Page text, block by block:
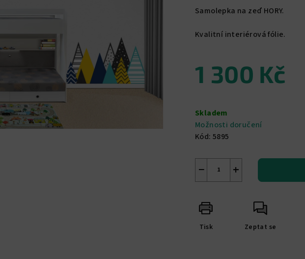
produktu
0,0
hvězdiček.
Samolepka na zeď HORY.
Kvalitní interiérová fólie.
1 300 Kč
cena:
Skladem
Možnosti doručení
Kód: 5895
+
−
Tisk Zeptat se